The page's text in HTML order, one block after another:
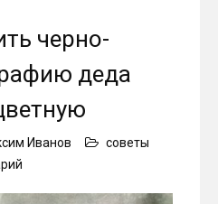
черно-
деда
Иванов
советы
превратить